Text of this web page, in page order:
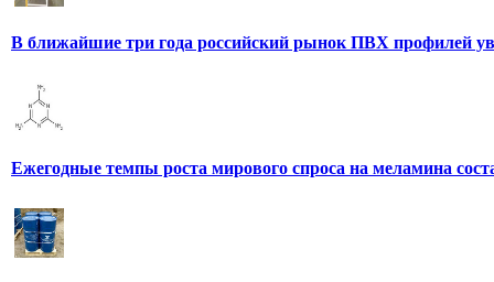
В ближайшие три года российский рынок ПВХ профилей
Ежегодные темпы роста мирового спроса на меламина